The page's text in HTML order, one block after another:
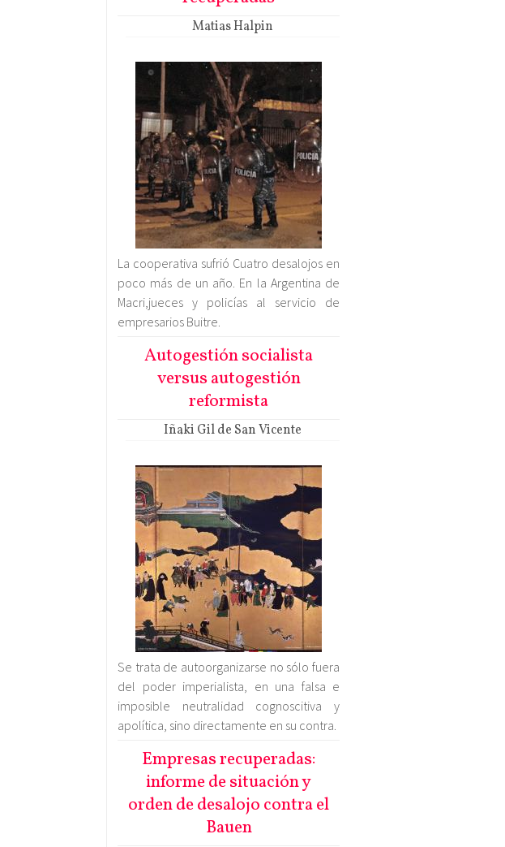
Matias Halpin
La cooperativa sufrió Cuatro desalojos en
poco más de un año. En la Argentina de
Macri,jueces y policías al servicio de
empresarios Buitre.
Autogestión socialista
versus autogestión
reformista
Iñaki Gil de San Vicente
Se trata de autoorganizarse no sólo fuera
del poder imperialista, en una falsa e
imposible neutralidad cognoscitiva y
apolítica, sino directamente en su contra.
Empresas recuperadas:
informe de situación y
orden de desalojo contra el
Bauen